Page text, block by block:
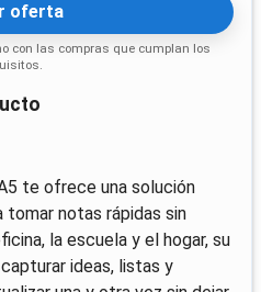
oferta
con las compras que cumplan los
te ofrece una solución
notas rápidas sin
la escuela y el hogar, su
ideas, listas y